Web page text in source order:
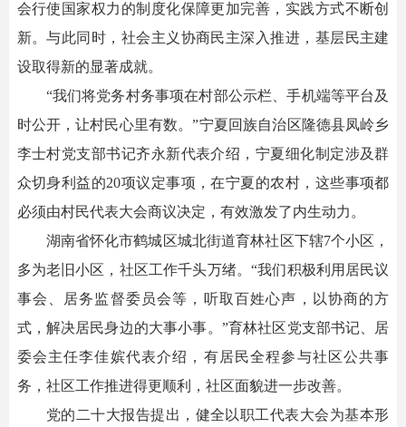
会行使国家权力的制度化保障更加完善，实践方式不断创
新。与此同时，社会主义协商民主深入推进，基层民主建
设取得新的显著成就。
“我们将党务村务事项在村部公示栏、手机端等平台及
时公开，让村民心里有数。”宁夏回族自治区隆德县凤岭乡
李士村党支部书记齐永新代表介绍，宁夏细化制定涉及群
众切身利益的20项议定事项，在宁夏的农村，这些事项都
必须由村民代表大会商议决定，有效激发了内生动力。
湖南省怀化市鹤城区城北街道育林社区下辖7个小区，
多为老旧小区，社区工作千头万绪。“我们积极利用居民议
事会、居务监督委员会等，听取百姓心声，以协商的方
式，解决居民身边的大事小事。”育林社区党支部书记、居
委会主任李佳嫔代表介绍，有居民全程参与社区公共事
务，社区工作推进得更顺利，社区面貌进一步改善。
党的二十大报告提出，健全以职工代表大会为基本形